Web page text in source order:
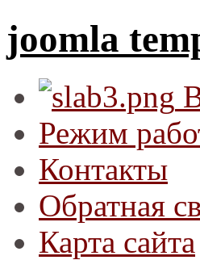
joomla
Режим
Контакты
Обратная
Карта сайта